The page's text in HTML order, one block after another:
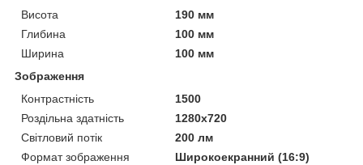
Висота
190 мм
Глибина
100 мм
Ширина
100 мм
Зображення
Контрастність
1500
Роздільна здатність
1280x720
Світловий потік
200 лм
Формат зображення
Широкоекранний (16:9)